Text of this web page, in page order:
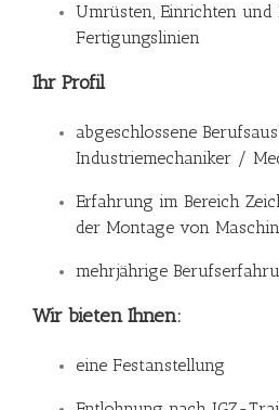
Umrüsten, Einrichten und
Fertigungslinien
Ihr Profil
abgeschlossene
Industriemechaniker /
Erfahrung im Bereich
der Montage von
mehrjährige
Wir bieten Ihnen:
eine Festanstellung